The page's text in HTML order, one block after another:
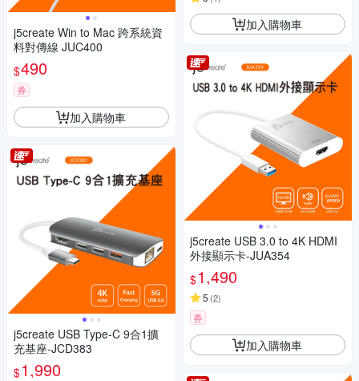
j5create Win to Mac 跨系統資
料對傳線 JUC400
$490
券
加入購物車
j5create USB Type-C 9合1擴
充基座-JCD383
$1,990
加入購物車
j5create USB 3.0 to 4K HDMI
外接顯示卡-JUA354
$1,490
5 (2)
券
加入購物車